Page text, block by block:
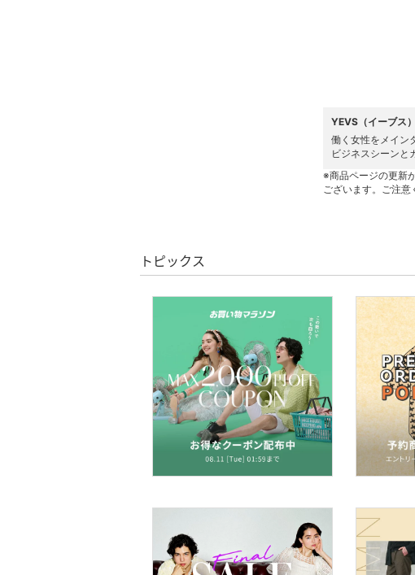
フレグランス
メイク道具・美容器具
コフレ・キット・セット
食器・調理器具・キッチ
ン用品
インテリア・生活雑貨
スマホグッズ・オーディ
YEVS（イーブス）
働く女性をメイン
ビジネスシーンと
※商品ページの更新
ございます。ご注意
トピックス